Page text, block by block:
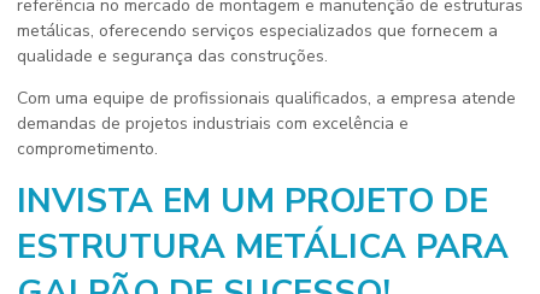
referência no mercado de montagem e manutenção de estruturas
metálicas, oferecendo serviços especializados que fornecem a
qualidade e segurança das construções.
Com uma equipe de profissionais qualificados, a empresa atende
demandas de projetos industriais com excelência e
comprometimento.
INVISTA EM UM PROJETO DE
ESTRUTURA METÁLICA PARA